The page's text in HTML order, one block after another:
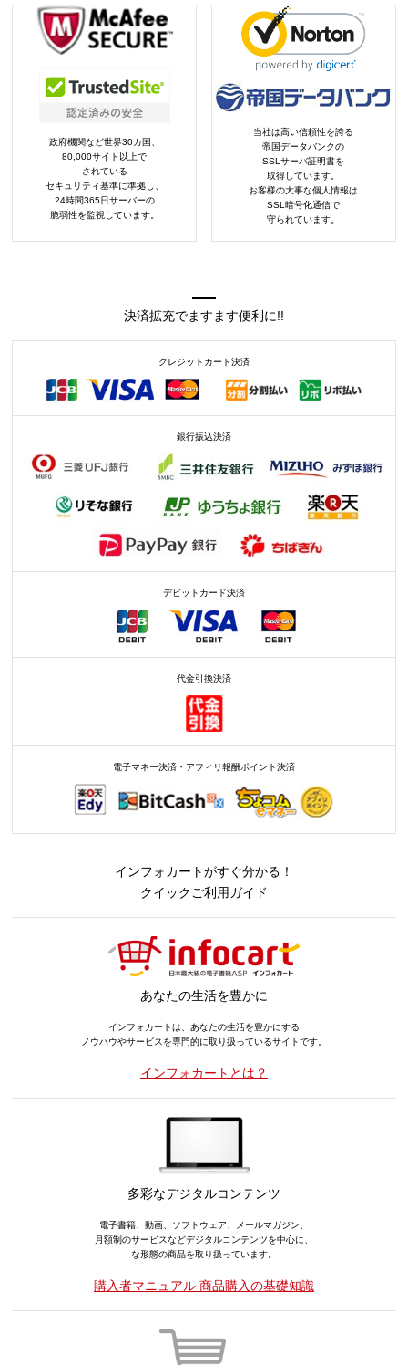
政府機関など世界30カ国、
80,000サイト以上で
されている
セキュリティ基準に準拠し、
24時間365日サーバーの
脆弱性を監視しています。
当社は高い信頼性を誇る
帝国データバンクの
SSLサーバ証明書を
取得しています。
お客様の大事な個人情報は
SSL暗号化通信で
守られています。
決済拡充でますます便利に!!
クレジットカード決済
銀行振込決済
デビットカード決済
代金引換決済
電子マネー決済・アフィリ報酬ポイント決済
インフォカートがすぐ分かる！
クイックご利用ガイド
あなたの生活を豊かに
インフォカートは、あなたの生活を豊かにする
ノウハウやサービスを専門的に取り扱っているサイトです。
インフォカートとは？
多彩なデジタルコンテンツ
電子書籍、動画、ソフトウェア、メールマガジン、
月額制のサービスなどデジタルコンテンツを中心に、
な形態の商品を取り扱っています。
購入者マニュアル 商品購入の基礎知識